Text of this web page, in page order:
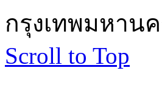
กรุงเทพมหานค
Scroll to Top